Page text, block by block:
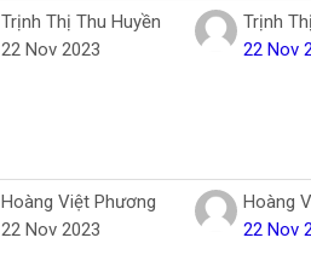
Trịnh Thị Thu Huyền
22 Nov 2023
Trịnh
22 Nov
Hoàng Việt Phương
22 Nov 2023
Hoàng
22 Nov